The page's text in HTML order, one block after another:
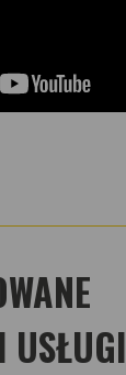
USŁUGI